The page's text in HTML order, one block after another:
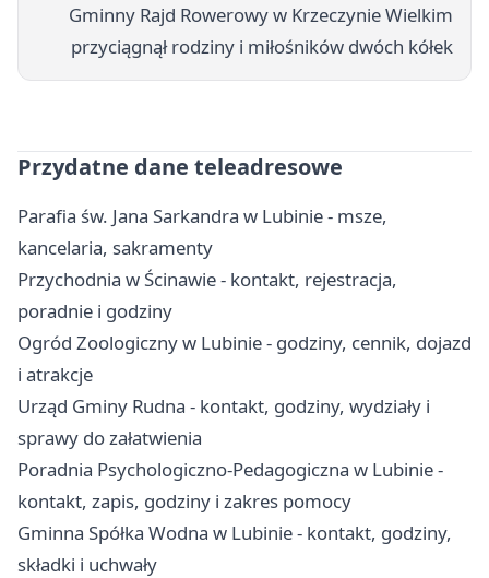
Gminny Rajd Rowerowy w Krzeczynie Wielkim
przyciągnął rodziny i miłośników dwóch kółek
Przydatne dane teleadresowe
Parafia św. Jana Sarkandra w Lubinie - msze,
kancelaria, sakramenty
Przychodnia w Ścinawie - kontakt, rejestracja,
poradnie i godziny
Ogród Zoologiczny w Lubinie - godziny, cennik, dojazd
i atrakcje
Urząd Gminy Rudna - kontakt, godziny, wydziały i
sprawy do załatwienia
Poradnia Psychologiczno-Pedagogiczna w Lubinie -
kontakt, zapis, godziny i zakres pomocy
Gminna Spółka Wodna w Lubinie - kontakt, godziny,
składki i uchwały